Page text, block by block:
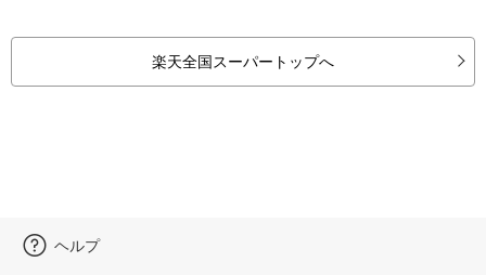
楽天全国スーパートップへ
ヘルプ